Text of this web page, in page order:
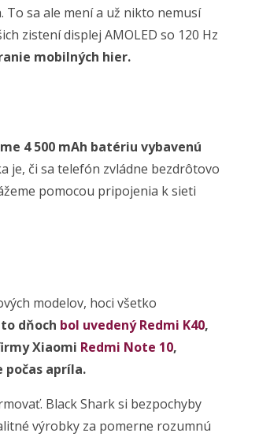
To sa ale mení a už nikto nemusí
zistení displej AMOLED so 120 Hz
mobilných hier.
4 500 mAh batériu vybavenú
je, či sa telefón zvládne bezdrôtovo
pomocou pripojenia k sieti
modelov, hoci všetko
dňoch bol uvedený Redmi K40,
Xiaomi Redmi Note 10,
počas apríla.
Black Shark si bezpochyby
výrobky za pomerne rozumnú